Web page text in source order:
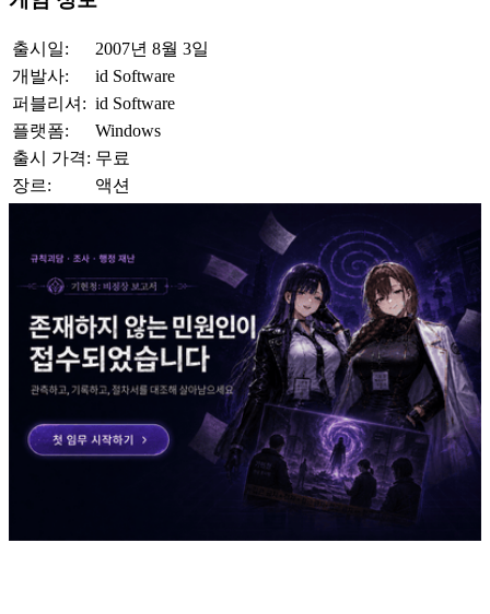
출시일:
2007년 8월 3일
개발사:
id Software
퍼블리셔: id Software
플랫폼:
Windows
출시 가격: 무료
장르:
액션